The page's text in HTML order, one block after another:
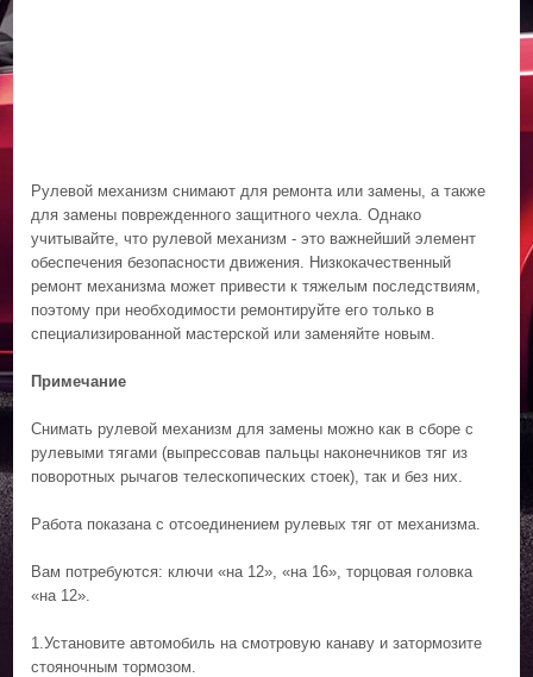
Рулевой механизм снимают для ремонта или замены, а также
для замены поврежденного защитного чехла. Однако
учитывайте, что рулевой механизм - это важнейший элемент
обеспечения безопасности движения. Низкокачественный
ремонт механизма может привести к тяжелым последствиям,
поэтому при необходимости ремонтируйте его только в
специализированной мастерской или заменяйте новым.
Примечание
Снимать рулевой механизм для замены можно как в сборе с
рулевыми тягами (выпрессовав пальцы наконечников тяг из
поворотных рычагов телескопических стоек), так и без них.
Работа показана с отсоединением рулевых тяг от механизма.
Вам потребуются: ключи «на 12», «на 16», торцовая головка
«на 12».
1.Установите автомобиль на смотровую канаву и затормозите
стояночным тормозом.